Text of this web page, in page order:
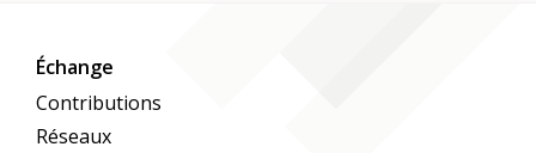
Échange
Contributions
Réseaux